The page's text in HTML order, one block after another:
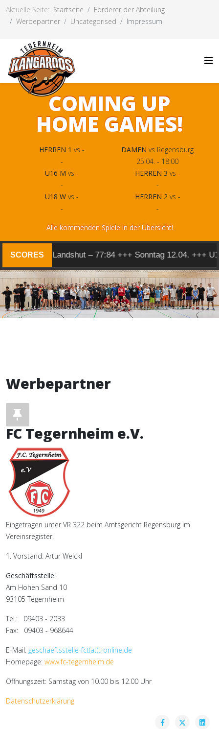
Aktuelle Seite: Startseite
Förderer der Abteilung
Werbepartner
Uncategorised Impressum
COMING UP
HOME GAMES!
HERREN 1 vs -
-
DAMEN vs Regensburg
25.04. - 18:00
U16 M vs -
-
HERREN 3 vs -
-
U18 Wvs -
-
HERREN 2vs -
-
Alle kommenden Spiele in der Übersicht!
SCORES
Herren 1 @ Landshut – 77:84 +++ Sonntag 12.04. +++
Werbepartner
FC Tegernheim e.V.
Eingetragen unter VR 322 beim Amtsgericht Regensburg im
Vereinsregister.
1. Vorstand: Artur Weickl
Geschäftsstelle:
Am Hohen Sand 10
93105 Tegernheim
Tel.: 09403 - 2033
Fax: 09403 - 968644
E-Mail: geschaeftsstelle-fct(at)t-online.de
Homepage: www.fc-tegernheim.de
Öffnungszeit: Samstag von 10.00 bis 12.00 Uhr
Datenschutzerklärung